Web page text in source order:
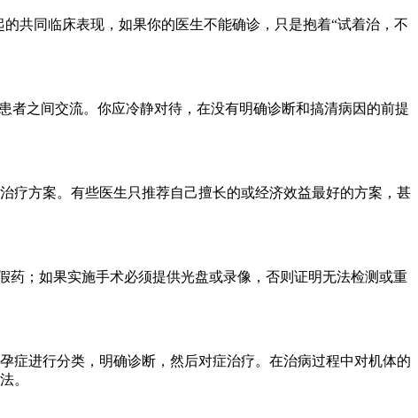
共同临床表现，如果你的医生不能确诊，只是抱着“试着治，不
之间交流。你应冷静对待，在没有明确诊断和搞清病因的前提
方案。有些医生只推荐自己擅长的或经济效益最好的方案，甚
；如果实施手术必须提供光盘或录像，否则证明无法检测或重
进行分类，明确诊断，然后对症治疗。在治病过程中对机体的
。